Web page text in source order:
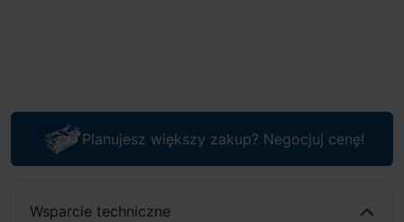
Planujesz większy zakup? Negocjuj cenę!
Wsparcie techniczne